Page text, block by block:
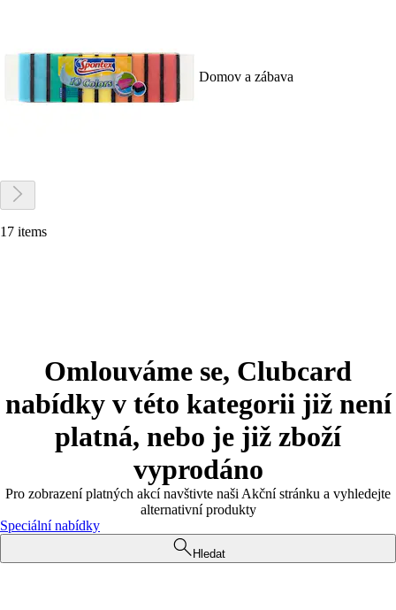
Domov a zábava
17 items
Omlouváme se, Clubcard
nabídky v této kategorii již není
platná, nebo je již zboží
vyprodáno
Pro zobrazení platných akcí navštivte naši Akční stránku a vyhledejte
alternativní produkty
Speciální nabídky
Hledat